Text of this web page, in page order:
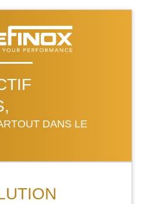
DANS LE